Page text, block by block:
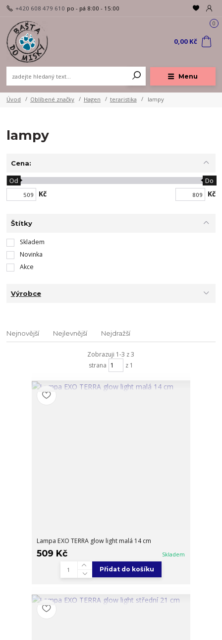
Menu
+420 608 479 610 po - pá 8:00 - 15:00
0
0,00 Kč
Úvod Oblíbené značky Hagen teraristika lampy
lampy
Cena:
Kč
Od Do
Kč
Štítky
Skladem
Novinka
Akce
Výrobce
Nejnovější Nejlevnější Nejdražší
Zobrazuji 1-3 z 3
strana
z 1
Lampa EXO TERRA glow light malá 14 cm
509 Kč Skladem
Přidat do košíku